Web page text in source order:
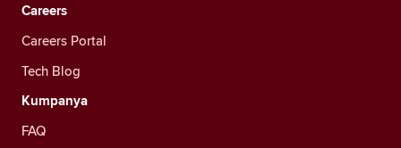
Careers
Careers Portal
Tech Blog
Kumpanya
FAQ